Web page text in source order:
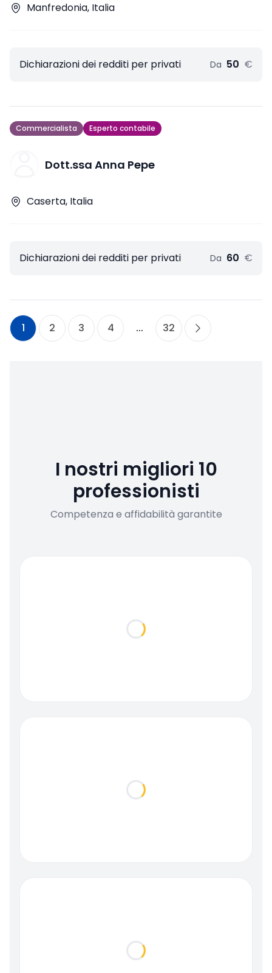
Manfredonia, Italia
Dichiarazioni dei redditi per privati Da 50 €
Commercialista Esperto contabile
Dott.ssa Anna Pepe
Caserta, Italia
Dichiarazioni dei redditi per privati Da 60 €
1 2 3 4 ... 32
I nostri migliori 10
professionisti
Competenza e affidabilità garantite
Loading...
Loading...
Loading...